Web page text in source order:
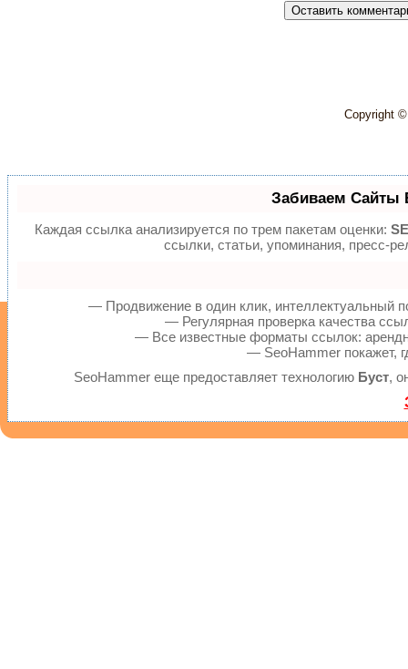
Copyright
Забиваем Сайты
Каждая ссылка анализируется по трем пакетам оценки:
ссылки, статьи, упоминания, пресс-
— Продвижение в один клик, интеллектуальный
— Регулярная проверка качества
— Все известные форматы ссылок:
— SeoHammer покажет,
SeoHammer еще предоставляет технологию Буст,